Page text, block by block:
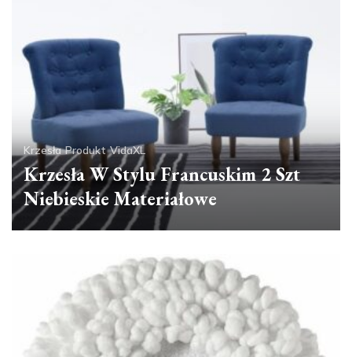
Krzesła Produkt VidaXL
Krzesła W Stylu Francuskim 2 Szt
Niebieskie Materiałowe